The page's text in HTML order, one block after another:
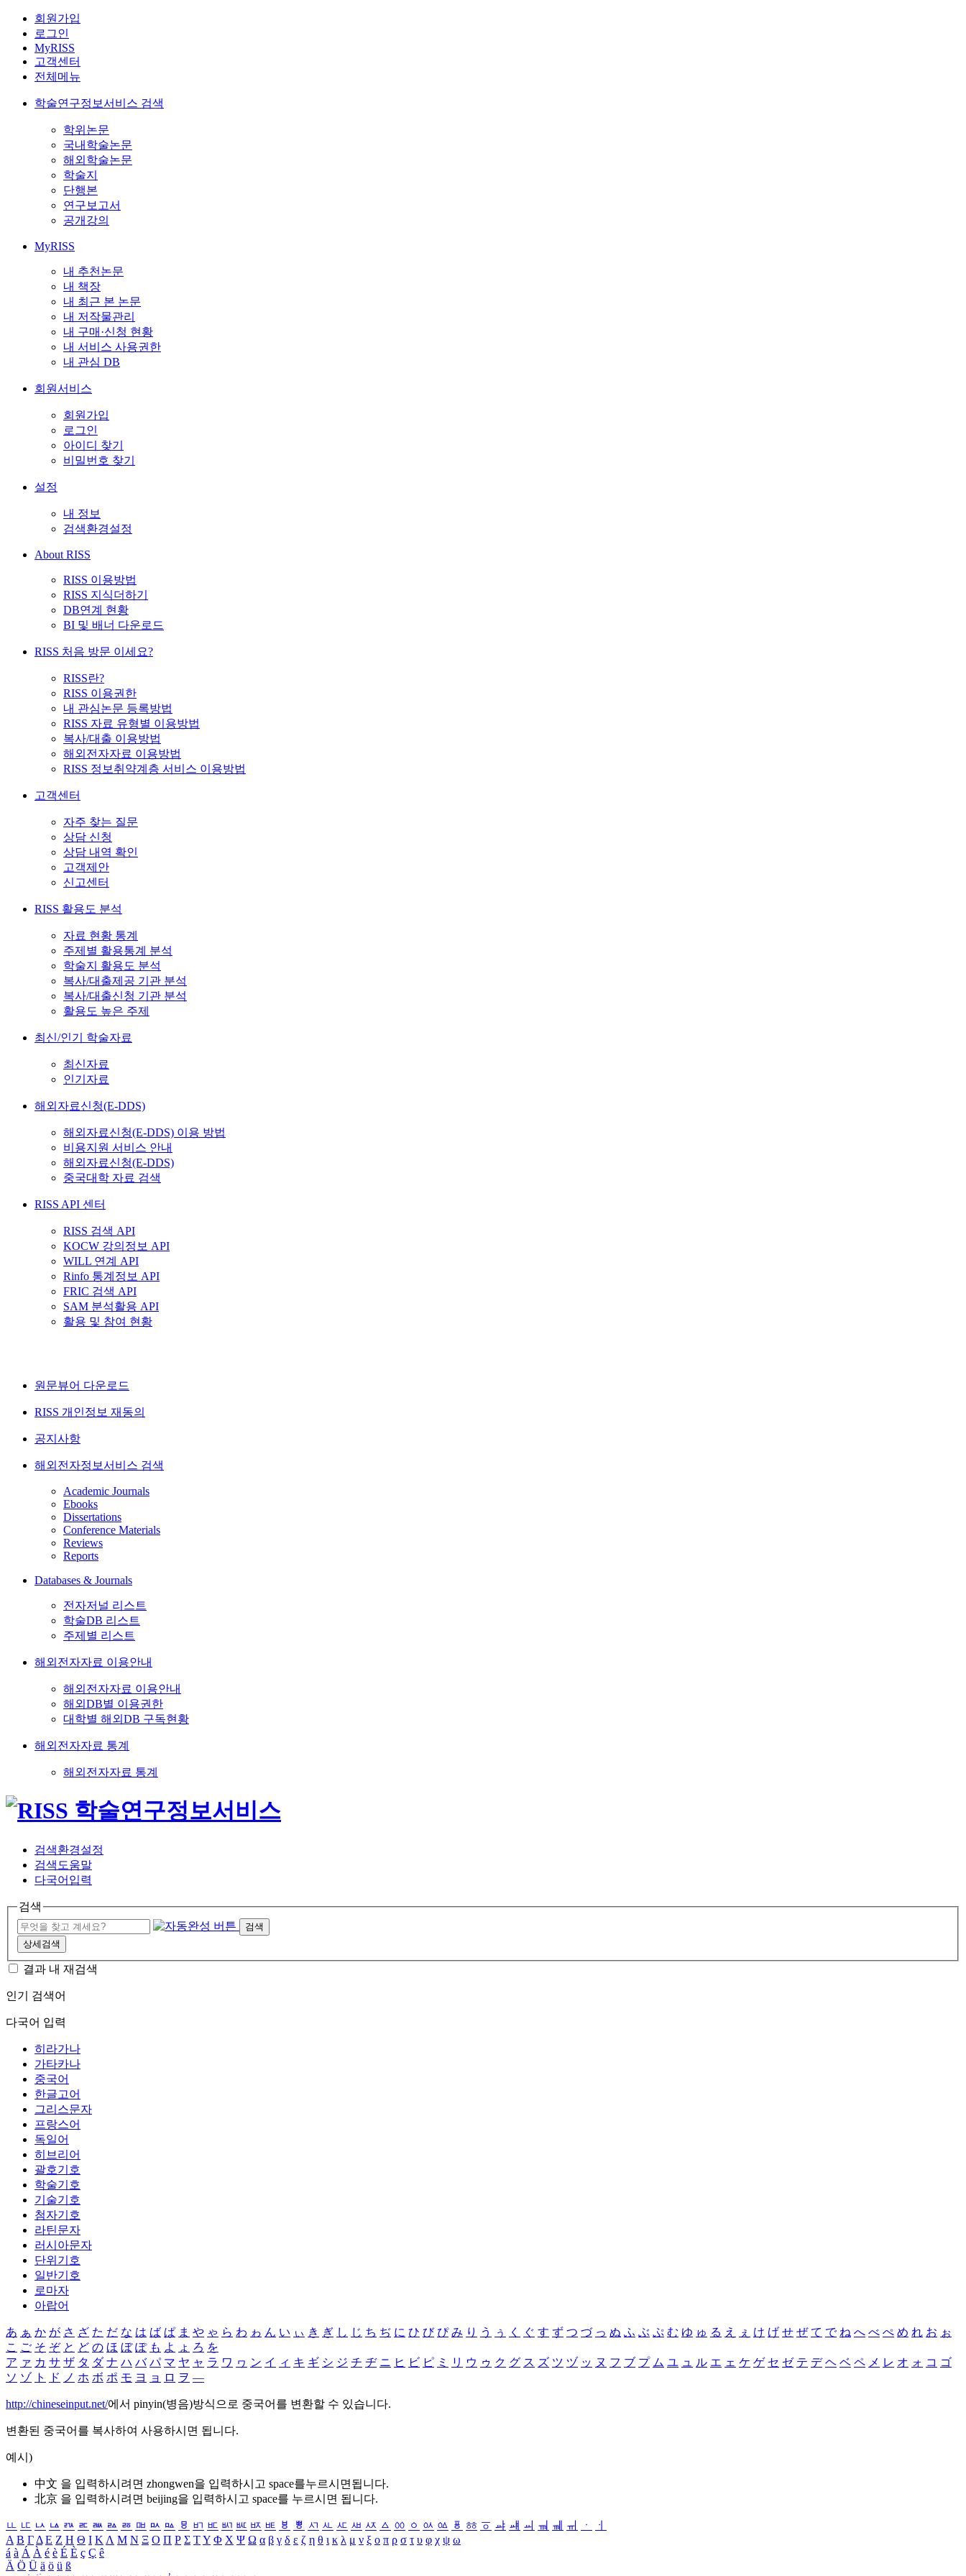
회원가입
로그인
MyRISS
고객센터
전체메뉴
학술연구정보서비스 검색
학위논문
국내학술논문
해외학술논문
학술지
단행본
연구보고서
공개강의
MyRISS
내 추천논문
내 책장
내 최근 본 논문
내 저작물관리
내 구매·신청 현황
내 서비스 사용권한
내 관심 DB
회원서비스
회원가입
로그인
아이디 찾기
비밀번호 찾기
설정
내 정보
검색환경설정
About RISS
RISS 이용방법
RISS 지식더하기
DB연계 현황
BI 및 배너 다운로드
RISS 처음 방문 이세요?
RISS란?
RISS 이용권한
내 관심논문 등록방법
RISS 자료 유형별 이용방법
복사/대출 이용방법
해외전자자료 이용방법
RISS 정보취약계층 서비스 이용방법
고객센터
자주 찾는 질문
상담 신청
상담 내역 확인
고객제안
신고센터
RISS 활용도 분석
자료 현황 통계
주제별 활용통계 분석
학술지 활용도 분석
복사/대출제공 기관 분석
복사/대출신청 기관 분석
활용도 높은 주제
최신/인기 학술자료
최신자료
인기자료
해외자료신청(E-DDS)
해외자료신청(E-DDS) 이용 방법
비용지원 서비스 안내
해외자료신청(E-DDS)
중국대학 자료 검색
RISS API 센터
RISS 검색 API
KOCW 강의정보 API
WILL 연계 API
Rinfo 통계정보 API
FRIC 검색 API
SAM 분석활용 API
활용 및 참여 현황
원문뷰어 다운로드
RISS 개인정보 재동의
공지사항
해외전자정보서비스 검색
Academic Journals
Ebooks
Dissertations
Conference Materials
Reviews
Reports
Databases & Journals
전자저널 리스트
학술DB 리스트
주제별 리스트
해외전자자료 이용안내
해외전자자료 이용안내
해외DB별 이용권한
대학별 해외DB 구독현황
해외전자자료 통계
해외전자자료 통계
검색환경설정
검색도움말
다국어입력
검색
검색
상세검색
결과 내 재검색
인기 검색어
다국어 입력
히라가나
가타카나
중국어
한글고어
그리스문자
프랑스어
독일어
히브리어
괄호기호
학술기호
기술기호
첨자기호
라틴문자
러시아문자
단위기호
일반기호
로마자
아랍어
あ ぁ か が さ ざ た だ な は ば ぱ ま や ゃ ら わ ゎ ん い ぃ き ぎ し じ ち ぢ に ひ び ぴ み り う ぅ く ぐ す ず つ づ っ ぬ ふ ぶ ぷ む ゆ ゅ る え ぇ け げ せ ぜ て で ね へ べ ぺ め れ お ぉ
こ ご そ ぞ と ど の ほ ぼ ぽ も よ ょ ろ を
ア ァ カ サ ザ タ ダ ナ ハ バ パ マ ヤ ャ ラ ワ ヮ ン イ ィ キ ギ シ ジ チ ヂ ニ ヒ ビ ピ ミ リ ウ ゥ ク グ ス ズ ツ ヅ ッ ヌ フ ブ プ ム ユ ュ ル エ ェ ケ ゲ セ ゼ テ デ ヘ ベ ペ メ レ オ ォ コ ゴ
ソ ゾ ト ド ノ ホ ボ ポ モ ヨ ョ ロ ヲ ―
http://chineseinput.net/에서 pinyin(병음)방식으로 중국어를 변환할 수 있습니다.
변환된 중국어를 복사하여 사용하시면 됩니다.
예시)
中文 을 입력하시려면 zhongwen을 입력하시고 space를누르시면됩니다.
北京 을 입력하시려면 beijing을 입력하시고 space를 누르시면 됩니다.
ㅥ ㅦ ㅧ ㅨ ㅩ ㅪ ㅫ ㅬ ㅭ ㅮ ㅯ ㅰ ㅱ ㅲ ㅳ ㅴ ㅵ ㅶ ㅷ ㅸ ㅹ ㅺ ㅻ ㅼ ㅽ ㅾ ㅿ ㆀ ㆁ ㆂ ㆃ ㆄ ㆅ ㆆ ㆇ ㆈ ㆉ ㆊ ㆋ ㆌ ㆍ
ㆎ
Α Β ΓΔ Ε Ζ Η Θ Ι ΚΛ Μ Ν Ξ Ο Π Ρ Σ ΤΥ Φ Χ Ψ Ω α β γ δ ε ζ η θ ι κ λ μ ν ξ ο π ρ σ τ υ φ χ ψ ω
á à Á À é è É È ç Ç ê
Ä Ö Ü ä ö ü ß